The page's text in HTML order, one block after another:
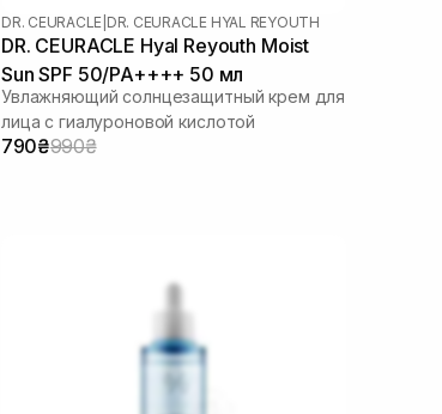
DR. CEURACLE DR. CEURACLE HYAL REYOUTH
DR. CEURACLE Hyal Reyouth Moist
Sun SPF 50/PA++++ 50 мл
Увлажняющий солнцезащитный крем для
лица с гиалуроновой кислотой
790₴990₴